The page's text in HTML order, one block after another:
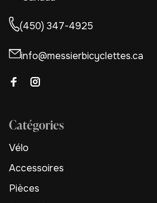
(450) 347-4925
info@messierbicyclettes.ca
Catégories
Vélo
Accessoires
Pièces